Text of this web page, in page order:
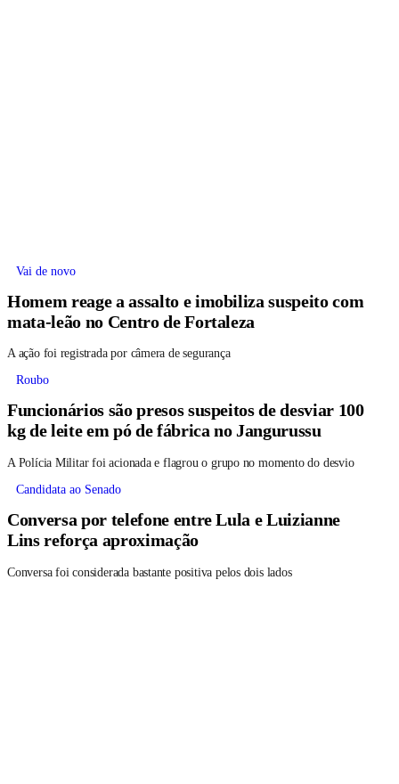
Vai de novo
Homem reage a assalto e imobiliza suspeito com
mata-leão no Centro de Fortaleza
A ação foi registrada por câmera de segurança
Roubo
Funcionários são presos suspeitos de desviar 100
kg de leite em pó de fábrica no Jangurussu
A Polícia Militar foi acionada e flagrou o grupo no momento do desvio
Candidata ao Senado
Conversa por telefone entre Lula e Luizianne
Lins reforça aproximação
Conversa foi considerada bastante positiva pelos dois lados